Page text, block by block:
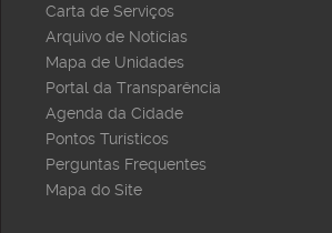
Carta de Serviços
Arquivo de Notícias
Mapa de Unidades
Portal da Transparência
Agenda da Cidade
Pontos Turísticos
Perguntas Frequentes
Mapa do Site